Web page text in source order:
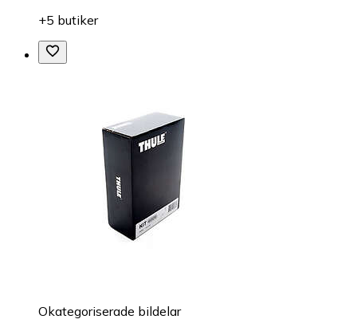
+5 butiker
Okategoriserade bildelar